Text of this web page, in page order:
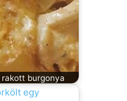
burgonya